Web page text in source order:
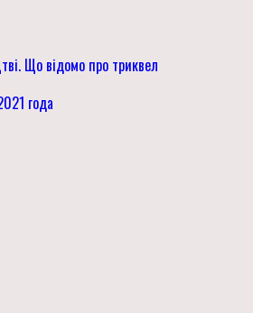
Що відомо про триквел
года